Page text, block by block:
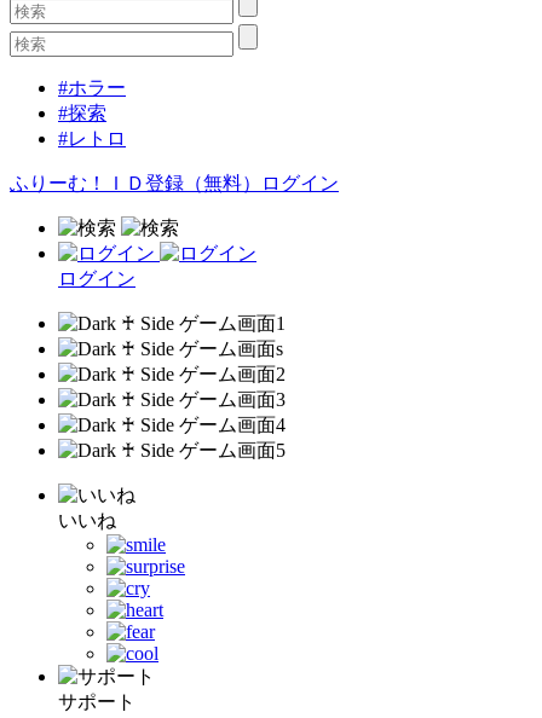
#ホラー
#探索
#レトロ
ふりーむ！ＩＤ登録（無料） ログイン
ログイン
いいね
サポート